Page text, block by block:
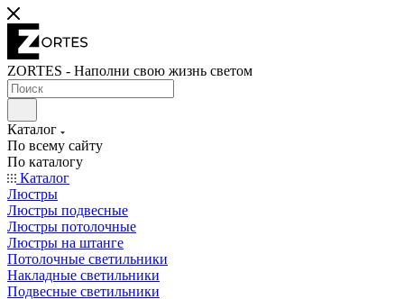
ZORTES - Наполни свою жизнь светом
Каталог
По всему сайту
По каталогу
Каталог
Люстры
Люстры подвесные
Люстры потолочные
Люстры на штанге
Потолочные светильники
Накладные светильники
Подвесные светильники